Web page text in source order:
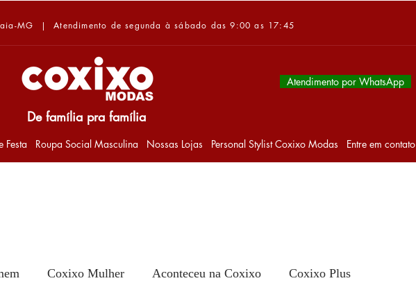
MG | Atendimento de segunda à sábado das 9:00 as 17:45
Atendimento por WhatsApp
De família pra família
Festa Roupa Social Masculina Nossas Lojas Personal Stylist Coxixo Modas Entre em contato
Coxixo Mulher Aconteceu na Coxixo Coxixo Plus